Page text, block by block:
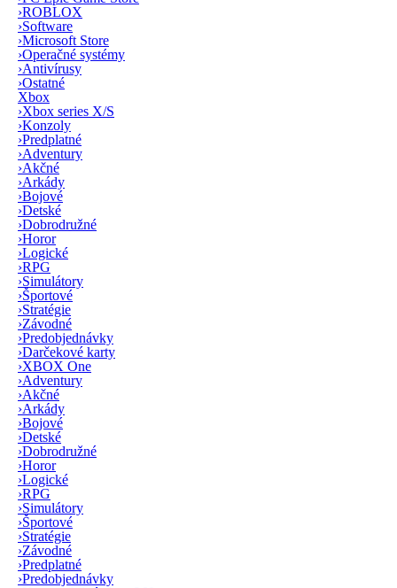
›ROBLOX
›Software
›Microsoft Store
›Operačné systémy
›Antivírusy
›Ostatné
Xbox
›Xbox series X/S
›Konzoly
›Predplatné
›Adventury
›Akčné
›Arkády
›Bojové
›Detské
›Dobrodružné
›Horor
›Logické
›RPG
›Simulátory
›Športové
›Stratégie
›Závodné
›Predobjednávky
›Darčekové karty
›XBOX One
›Adventury
›Akčné
›Arkády
›Bojové
›Detské
›Dobrodružné
›Horor
›Logické
›RPG
›Simulátory
›Športové
›Stratégie
›Závodné
›Predplatné
›Predobjednávky